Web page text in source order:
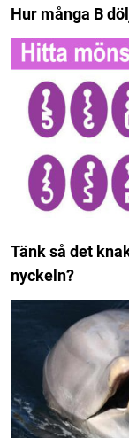
Hur många B
Tänk så det
nyckeln?